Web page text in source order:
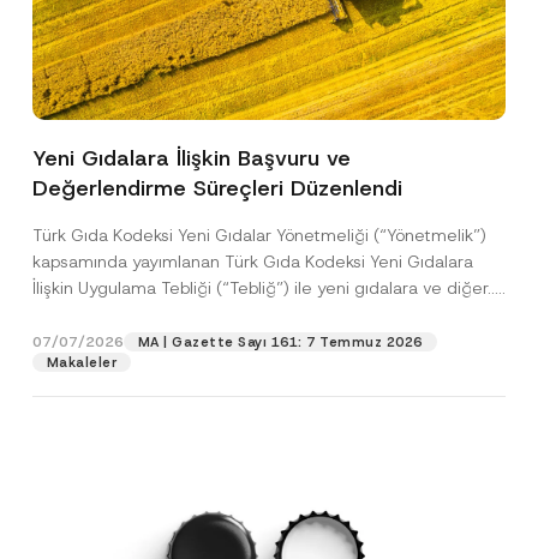
Yeni Gıdalara İlişkin Başvuru ve
Değerlendirme Süreçleri Düzenlendi
Türk Gıda Kodeksi Yeni Gıdalar Yönetmeliği (“Yönetmelik”)
kapsamında yayımlanan Türk Gıda Kodeksi Yeni Gıdalara
İlişkin Uygulama Tebliği (“Tebliğ”) ile yeni gıdalara ve diğer...
07/07/2026
MA | Gazette Sayı 161: 7 Temmuz 2026
Makaleler